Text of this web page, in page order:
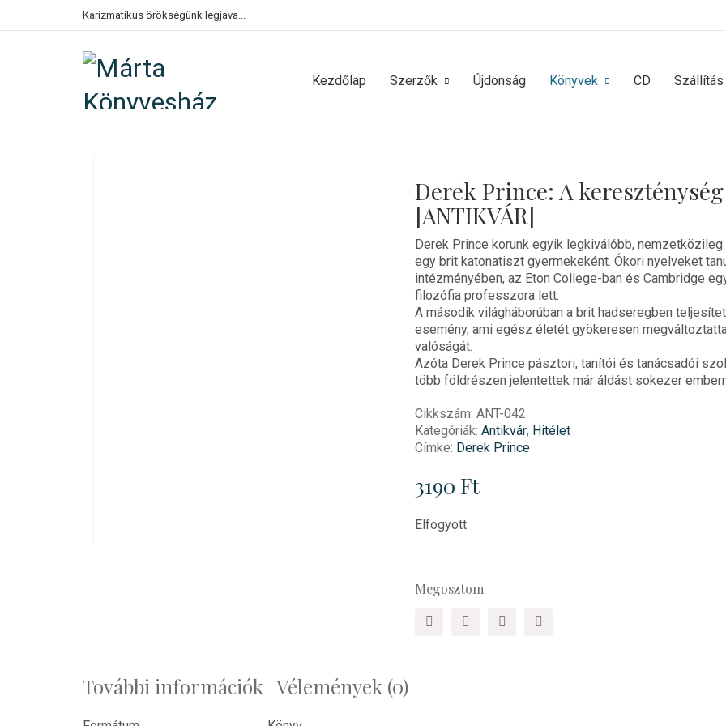
Karizmatikus örökségünk legjava...
Kezdőlap Szerzők Újdonság Könyvek CD
Derek Prince: A
[ANTIKVÁR]
Derek Prince korunk egyik legkiválóbb,
egy brit katonatiszt gyermekeként. Ókori nyelveket
intézményében, az Eton College-ban és Cambridge
filozófia professzora lett.
A második világháborúban a brit hadseregben
esemény, ami egész életét gyökeresen
valóságát.
Azóta Derek Prince pásztori, tanítói és tanácsadói
több földrészen jelentettek már áldást sokezer
Cikkszám: ANT-042
Kategóriák: Antikvár, Hitélet
Címke: Derek Prince
3190 Ft
Elfogyott
Megosztom
További információk Vélemények (0)